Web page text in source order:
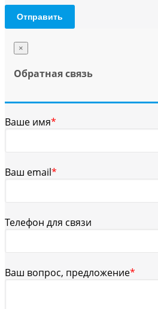
Отправить
×
Обратная связь
Ваше имя*
Ваш email*
Телефон для связи
Ваш вопрос, предложение*